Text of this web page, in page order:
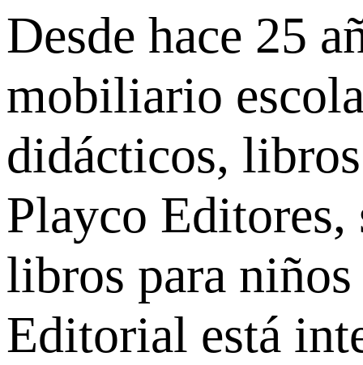
Desde hace 25
mobiliario
didácticos,
Playco
libros para
Editorial está